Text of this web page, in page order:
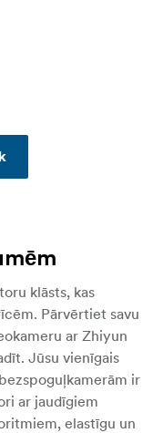
klāsts, kas
Pārvērtiet savu
ar Zhiyun
Jūsu vienīgais
ir
ar jaudīgiem
elastīgu un